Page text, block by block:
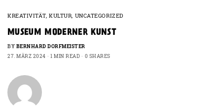
KREATIVITÄT,KULTUR, UNCATEGORIZED
MUSEUM MODERNER KUNST
BY BERNHARD DORFMEISTER
27. MÄRZ 2024
1 MIN READ 0 SHARES